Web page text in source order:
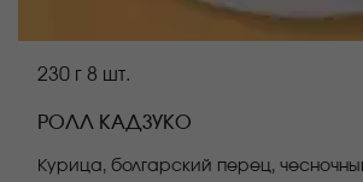
230 г 8 шт.
РОЛЛ КАДЗУКО
Курица, болгарский перец,